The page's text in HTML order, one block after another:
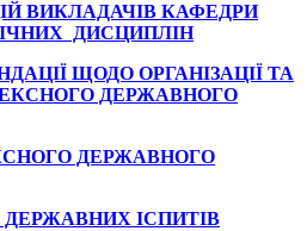
ВИКЛАДАЧІВ КАФЕДРИ
ДИСЦИПЛІН
ЩОДО ОРГАНІЗАЦІЇ ТА
ДЕРЖАВНОГО
ДЕРЖАВНОГО
ІСПИТІВ